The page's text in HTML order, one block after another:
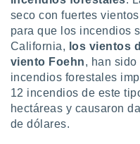
publicidad
publicidad
de
seco con fuertes
para que los incendios
California, los vientos
viento Foehn, han
incendios forestales
12 incendios de este
hectáreas y causaron
de dólares.